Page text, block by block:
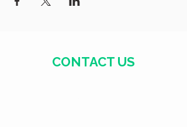
CONTACT US